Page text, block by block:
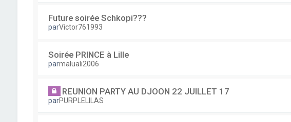
Future soirée Schkopi???
parVictor761993
Soirée PRINCE à Lille
parmaluali2006
REUNION PARTY AU DJOON 22 JUILLET 17
parPURPLELILAS